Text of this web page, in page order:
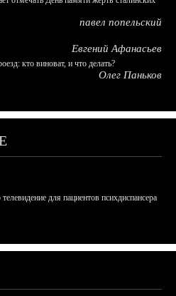
павел попельский
Евгений Афанасьев
кто виноват, и что делать?
Олег Паньков
для пациентов психдиспансера